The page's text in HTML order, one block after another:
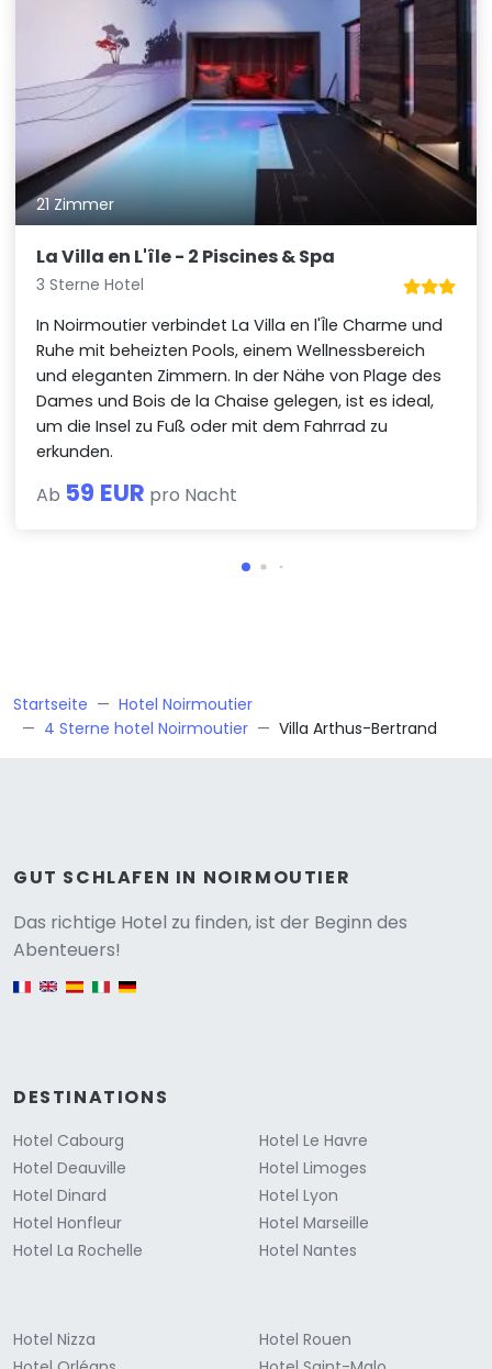
21 Zimmer
La Villa en L'île - 2 Piscines & Spa
3 Sterne Hotel
In Noirmoutier verbindet La Villa en l'Île Charme und
Ruhe mit beheizten Pools, einem Wellnessbereich
und eleganten Zimmern. In der Nähe von Plage des
Dames und Bois de la Chaise gelegen, ist es ideal,
um die Insel zu Fuß oder mit dem Fahrrad zu
erkunden.
Ab 59 EUR pro Nacht
Startseite
Hotel Noirmoutier
4 Sterne hotel Noirmoutier
Villa Arthus-Bertrand
GUT SCHLAFEN IN NOIRMOUTIER
Das richtige Hotel zu finden, ist der Beginn des
Abenteuers!
English version
DESTINATIONS
Hotel Cabourg
Hotel Deauville
Hotel Dinard
Hotel Honfleur
Hotel La Rochelle
Hotel Le Havre
Hotel Limoges
Hotel Lyon
Hotel Marseille
Hotel Nantes
Hotel Nizza
Hotel Rouen